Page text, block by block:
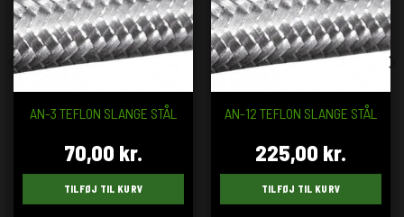
AN-3 TEFLON SLANGE STÅL
70,00 kr.
TILFØJ TIL KURV
AN-12 TEFLON SLANGE STÅL
225,00 kr.
TILFØJ TIL KURV